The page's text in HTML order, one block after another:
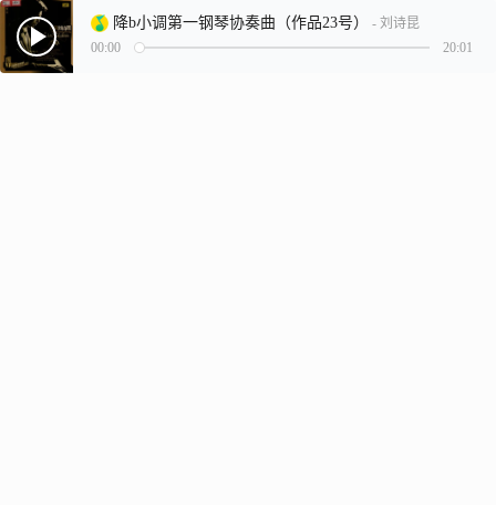
降b小调第一钢琴协奏曲（作品23号）
- 刘诗昆
00:00
20:01